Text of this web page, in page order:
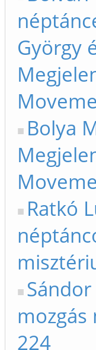
György
Bolya
Ratkó
224